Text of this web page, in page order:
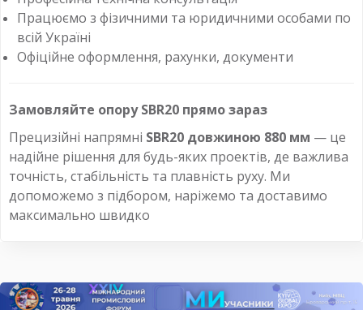
Працюємо з фізичними та юридичними особами по
всій Україні
Офіційне оформлення, рахунки, документи
Замовляйте опору SBR20 прямо зараз
Прецизійні напрямні SBR20 довжиною 880 мм — це
надійне рішення для будь-яких проектів, де важлива
точність, стабільність та плавність руху. Ми
допоможемо з підбором, наріжемо та доставимо
максимально швидко